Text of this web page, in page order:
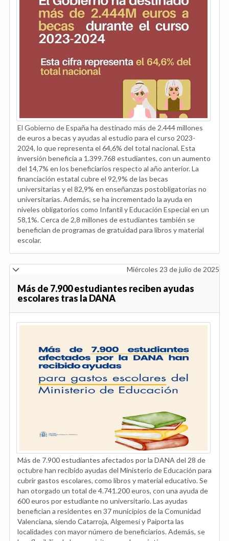
El Gobierno de España ha destinado más de 2.444 millones
de euros a becas y ayudas al estudio para el curso 2023-
2024, lo que representa el 64,6% del total nacional. Esta
inversión beneficia a 1.399.768 estudiantes, con un aumento
del 14,7% en los beneficiarios respecto al año anterior. La
financiación estatal cubre el 92,9% de las becas
universitarias y el 82,9% en enseñanzas postobligatorias no
universitarias. Además, se ha incrementado la ayuda en
niveles obligatorios como Infantil y Educación Especial en un
58,1%. Cerca de 2,8 millones de estudiantes también se
benefician de programas de gratuidad para libros y material
escolar.
Miércoles 23 de julio de 2025
Más de 7.900 estudiantes reciben ayudas
escolares tras la DANA
Más de 7.900 estudiantes afectados por la DANA del 28 de
octubre han recibido ayudas del Ministerio de Educación para
cubrir gastos escolares, como libros y material educativo. Se
han otorgado un total de 4.741.200 euros, con una ayuda de
600 euros por estudiante no universitario. Las ayudas
benefician a residentes en 37 municipios de la Comunidad
Valenciana, siendo Catarroja, Algemesí y Paiporta las
localidades con mayor número de beneficiarios. Además, se